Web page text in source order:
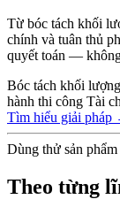
Từ bóc tách khối
chính và tuân thủ
quyết toán —
Bóc tách khối lượng
hành thi công Tài
Tìm hiểu giải pháp
Dùng thử sản phẩm
Theo từng